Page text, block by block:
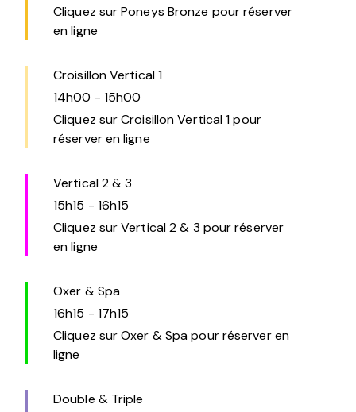
Cliquez sur Poneys Bronze pour réserver
en ligne
Croisillon Vertical 1
14h00 - 15h00
Cliquez sur Croisillon Vertical 1 pour
réserver en ligne
Vertical 2 & 3
15h15 - 16h15
Cliquez sur Vertical 2 & 3 pour réserver
en ligne
Oxer & Spa
16h15 - 17h15
Cliquez sur Oxer & Spa pour réserver en
ligne
Double & Triple